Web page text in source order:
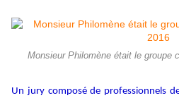
Monsieur Philomène était le groupe
Un jury composé de professionnels